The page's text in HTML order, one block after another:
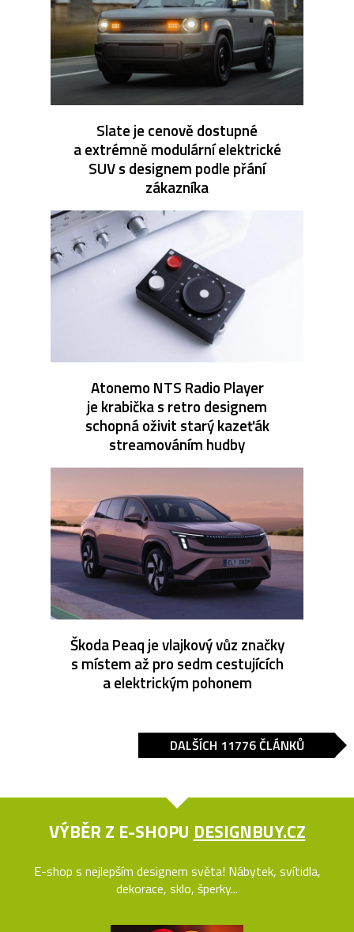
Slate je cenově dostupné
a extrémně modulární elektrické
SUV s designem podle přání
zákazníka
Atonemo NTS Radio Player
je krabička s retro designem
schopná oživit starý kazeťák
streamováním hudby
Škoda Peaq je vlajkový vůz značky
s místem až pro sedm cestujících
a elektrickým pohonem
DALŠÍCH 11776 ČLÁNKŮ
VÝBĚR Z E-SHOPU DESIGNBUY.CZ
E-shop s nejlepším designem světa! Nábytek, svítidla,
dekorace, sklo, šperky...